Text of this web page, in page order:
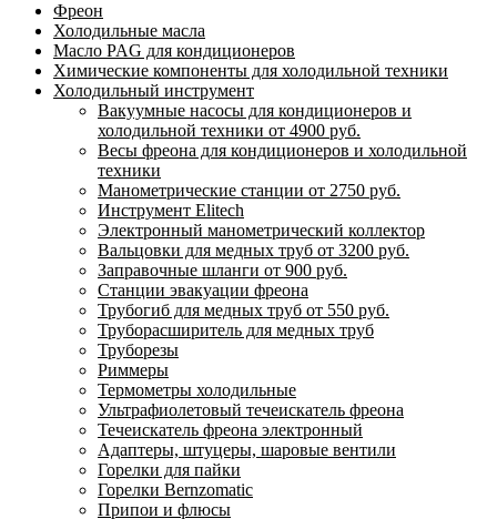
Фреон
Холодильные масла
Масло PAG для кондиционеров
Химические компоненты для холодильной техники
Холодильный инструмент
Вакуумные насосы для кондиционеров и
холодильной техники от 4900 руб.
Весы фреона для кондиционеров и холодильной
техники
Манометрические станции от 2750 руб.
Инструмент Elitech
Электронный манометрический коллектор
Вальцовки для медных труб от 3200 руб.
Заправочные шланги от 900 руб.
Станции эвакуации фреона
Трубогиб для медных труб от 550 руб.
Труборасширитель для медных труб
Труборезы
Риммеры
Термометры холодильные
Ультрафиолетовый течеискатель фреона
Течеискатель фреона электронный
Адаптеры, штуцеры, шаровые вентили
Горелки для пайки
Горелки Bernzomatic
Припои и флюсы